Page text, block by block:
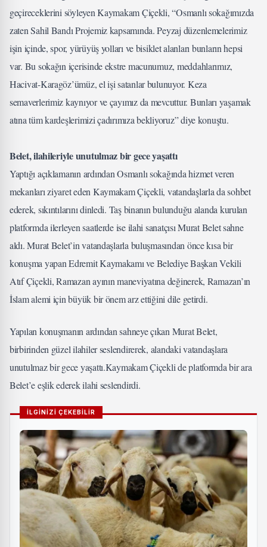
geçireceklerini söyleyen Kaymakam Çiçekli, “Osmanlı sokağımızda
zaten Sahil Bandı Projemiz kapsamında. Peyzaj düzenlemelerimiz
işin içinde, spor, yürüyüş yolları ve bisiklet alanları bunların hepsi
var. Bu sokağın içerisinde ekstre macunumuz, meddahlarımız,
Hacivat-Karagöz’ümüz, el işi satanlar bulunuyor. Keza
semaverlerimiz kaynıyor ve çayımız da mevcuttur. Bunları yaşamak
atına tüm kardeşlerimizi çadırımıza bekliyoruz” diye konuştu.
Belet, ilahileriyle unutulmaz bir gece yaşattı
Yaptığı açıklamanın ardından Osmanlı sokağında hizmet veren
mekanları ziyaret eden Kaymakam Çiçekli, vatandaşlarla da sohbet
ederek, sıkıntılarını dinledi. Taş binanın bulunduğu alanda kurulan
platformda ilerleyen saatlerde ise ilahi sanatçısı Murat Belet sahne
aldı. Murat Belet’in vatandaşlarla buluşmasından önce kısa bir
konuşma yapan Edremit Kaymakamı ve Belediye Başkan Vekili
Atıf Çiçekli, Ramazan ayının maneviyatına değinerek, Ramazan’ın
İslam alemi için büyük bir önem arz ettiğini dile getirdi.
Yapılan konuşmanın ardından sahneye çıkan Murat Belet,
birbirinden güzel ilahiler seslendirerek, alandaki vatandaşlara
unutulmaz bir gece yaşattı.Kaymakam Çiçekli de platformda bir ara
Belet’e eşlik ederek ilahi seslendirdi.
İLGİNİZİ ÇEKEBİLİR